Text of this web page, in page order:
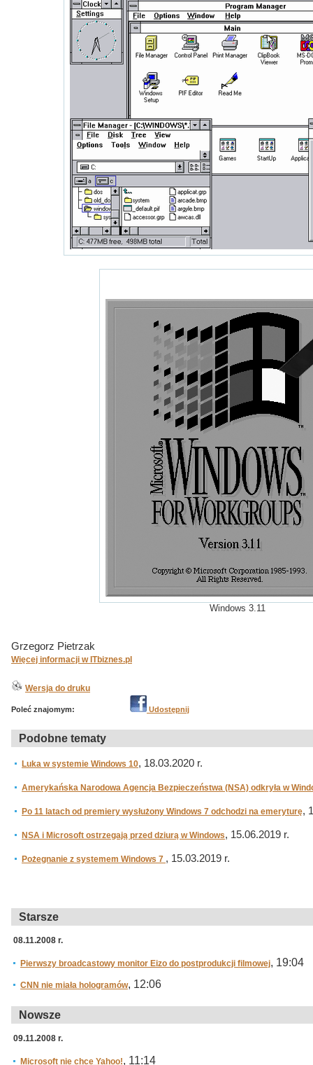
Windows 3.11
Grzegorz Pietrzak
Więcej informacji w ITbiznes.pl
Wersja do druku
Poleć znajomym: Udostępnij
Podobne tematy
Luka w systemie Windows 10, 18.03.2020 r.
Amerykańska Narodowa Agencja Bezpieczeństwa (NSA) odkryła w
Po 11 latach od premiery wysłużony Windows 7 odchodzi na emeryturę,
NSA i Microsoft ostrzegają przed dziurą w Windows, 15.06.2019 r.
Pożegnanie z systemem Windows 7 , 15.03.2019 r.
Starsze
08.11.2008 r.
Pierwszy broadcastowy monitor Eizo do postprodukcji filmowej, 19:04
CNN nie miała hologramów, 12:06
Nowsze
09.11.2008 r.
Microsoft nie chce Yahoo!, 11:14